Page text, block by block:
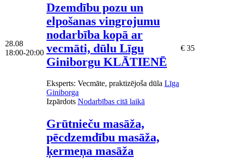
28.08
18:00-20:00
Dzemdību pozu un
elpošanas vingrojumu
nodarbība kopā ar
vecmāti, dūlu Līgu
Giniborgu KLĀTIENĒ
Eksperts: Vecmāte, praktizējoša dūla Līga
Giniborga
Izpārdots Nodarbības citā laikā
€ 35
Grūtnieču masāža,
pēcdzemdību masāža,
ķermeņa masāža